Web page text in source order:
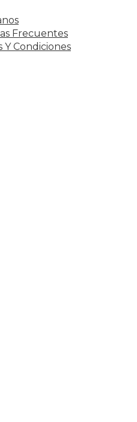
Frecuentes
Y Condiciones